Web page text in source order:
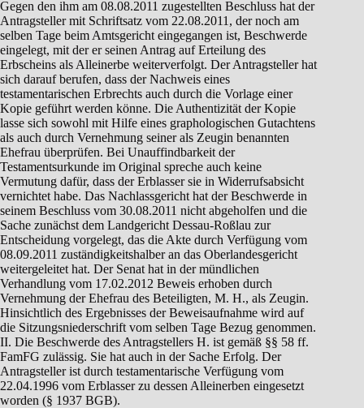
Gegen den ihm am 08.08.2011 zugestellten Beschluss hat der
Antragsteller mit Schriftsatz vom 22.08.2011, der noch am
selben Tage beim Amtsgericht eingegangen ist, Beschwerde
eingelegt, mit der er seinen Antrag auf Erteilung des
Erbscheins als Alleinerbe weiterverfolgt. Der Antragsteller hat
sich darauf berufen, dass der Nachweis eines
testamentarischen Erbrechts auch durch die Vorlage einer
Kopie geführt werden könne. Die Authentizität der Kopie
lasse sich sowohl mit Hilfe eines graphologischen Gutachtens
als auch durch Vernehmung seiner als Zeugin benannten
Ehefrau überprüfen. Bei Unauffindbarkeit der
Testamentsurkunde im Original spreche auch keine
Vermutung dafür, dass der Erblasser sie in Widerrufsabsicht
vernichtet habe. Das Nachlassgericht hat der Beschwerde in
seinem Beschluss vom 30.08.2011 nicht abgeholfen und die
Sache zunächst dem Landgericht Dessau-Roßlau zur
Entscheidung vorgelegt, das die Akte durch Verfügung vom
08.09.2011 zuständigkeitshalber an das Oberlandesgericht
weitergeleitet hat. Der Senat hat in der mündlichen
Verhandlung vom 17.02.2012 Beweis erhoben durch
Vernehmung der Ehefrau des Beteiligten, M. H., als Zeugin.
Hinsichtlich des Ergebnisses der Beweisaufnahme wird auf
die Sitzungsniederschrift vom selben Tage Bezug genommen.
II. Die Beschwerde des Antragstellers H. ist gemäß §§ 58 ff.
FamFG zulässig. Sie hat auch in der Sache Erfolg. Der
Antragsteller ist durch testamentarische Verfügung vom
22.04.1996 vom Erblasser zu dessen Alleinerben eingesetzt
worden (§ 1937 BGB).